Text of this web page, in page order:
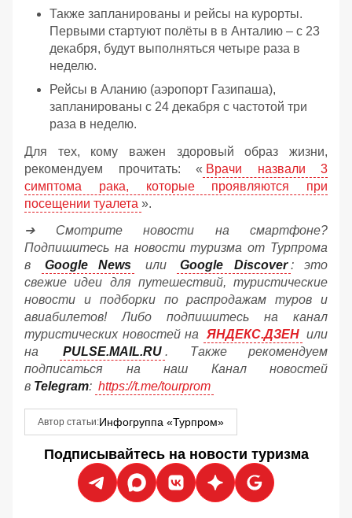
Также запланированы и рейсы на курорты.
Первыми стартуют полёты в в Анталию – с 23
декабря, будут выполняться четыре раза в
неделю.
Рейсы в Аланию (аэропорт Газипаша),
запланированы с 24 декабря с частотой три
раза в неделю.
Для тех, кому важен здоровый образ жизни,
рекомендуем прочитать: « Врачи назвали 3
симптома рака, которые проявляются при
посещении туалета ».
➔ Смотрите новости на смартфоне?
Подпишитесь на новости туризма от Турпрома
в
Google News или Google Discover : это
свежие идеи для путешествий, туристические
новости и подборки по распродажам туров и
авиабилетов! Либо подпишитесь на канал
туристических новостей на
ЯНДЕКС.ДЗЕН или
на
PULSE.MAIL.RU . Также рекомендуем
подписаться на наш Канал новостей
в Telegram: https://t.me/tourprom
Автор статьи:Инфогруппа «Турпром»
Подписывайтесь на новости туризма